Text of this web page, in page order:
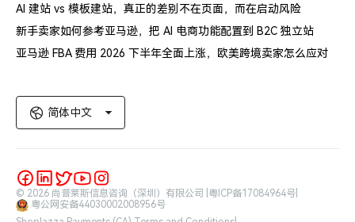
AI 建站 vs 模板建站，真正的差别不在页面，而在启动风险
新手卖家如何参考亚马逊，把 AI 电商功能配置到 B2C 独立站
亚马逊 FBA 费用 2026 下半年全面上涨，欧美跨境卖家怎么应对
简体中文
© 2026 尚普莱斯信息咨询（深圳）有限公司 | 粤ICP备17084964号
粤公网安备44030002008956号